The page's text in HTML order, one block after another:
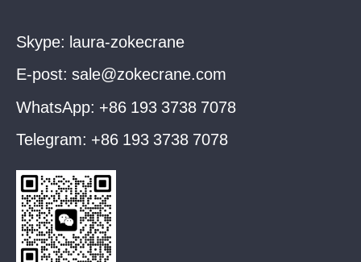
Skype: laura-zokecrane
E-post: sale@zokecrane.com
WhatsApp: +86 193 3738 7078
Telegram: +86 193 3738 7078